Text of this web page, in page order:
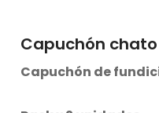
Capuchón chato
Capuchón de